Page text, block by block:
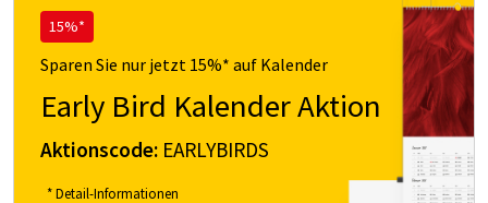
15%*
Sparen Sie nur jetzt 15%* auf Kalender
Early Bird Kalender Aktion
Aktionscode: EARLYBIRDS
* Detail-Informationen